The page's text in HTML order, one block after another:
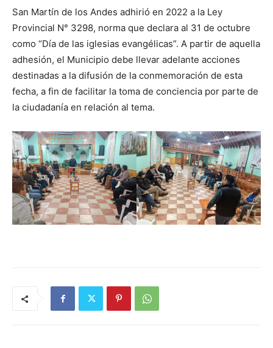
San Martín de los Andes adhirió en 2022 a la Ley
Provincial N° 3298, norma que declara al 31 de octubre
como “Día de las iglesias evangélicas”. A partir de aquella
adhesión, el Municipio debe llevar adelante acciones
destinadas a la difusión de la conmemoración de esta
fecha, a fin de facilitar la toma de conciencia por parte de
la ciudadanía en relación al tema.